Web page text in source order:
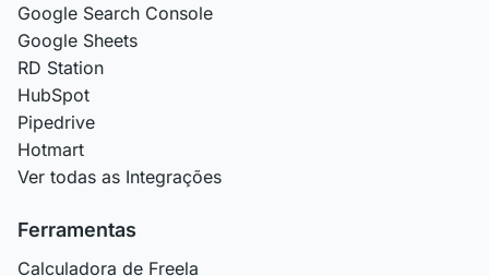
Google Search Console
Google Sheets
RD Station
HubSpot
Pipedrive
Hotmart
Ver todas as Integrações
Ferramentas
Calculadora de Freela